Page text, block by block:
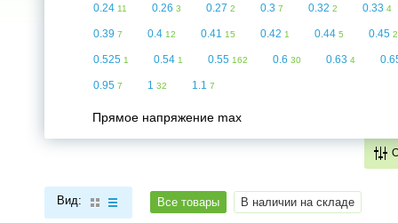
0.24 11 0.26 3 0.27 2 0.3 7 0.32 2 0.33 4
0.39 7 0.4 12 0.41 15 0.42 1 0.44 5 0.45
0.525 1 0.54 1 0.55 162 0.6 30 0.63 4
0.95 7 1 32 1.1 7
Прямое напряжение max
Вид: Все товары В наличии на складе